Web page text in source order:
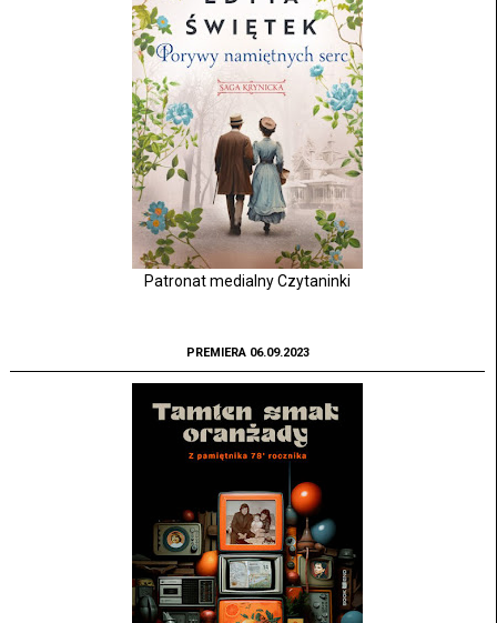
Patronat medialny Czytaninki
PREMIERA 06.09.2023